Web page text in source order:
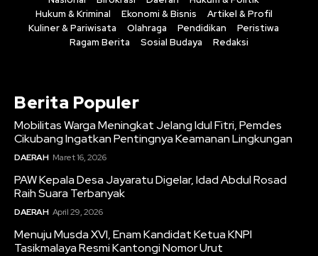
Hukum & Kriminal
Ekonomi & Bisnis
Artikel & Profil
Kuliner & Pariwisata
Olahraga Pendidikan
Peristiwa
Ragam Berita
Sosial Budaya Redaksi
Berita Populer
Mobilitas Warga Meningkat Jelang Idul Fitri, Pemdes
Cikubang Ingatkan Pentingnya Keamanan Lingkungan
DAERAH Maret 16, 2026
PAW Kepala Desa Jayaratu Digelar, Idad Abdul Rosad
Raih Suara Terbanyak
DAERAH April 29, 2026
Menuju Musda XVI, Enam Kandidat Ketua KNPI
Tasikmalaya Resmi Kantongi Nomor Urut